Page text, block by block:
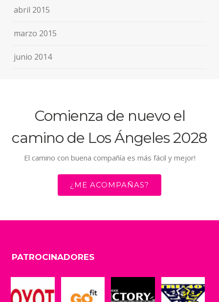
abril 2015
marzo 2015
junio 2014
Comienza de nuevo el
camino de Los Ángeles 2028
El camino con buena compañía es más fácil y mejor!
¿ME ACOMPAÑAS?
PATROCINADORES